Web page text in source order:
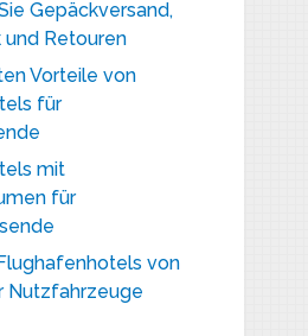
Gepäckversand,
Retouren
Vorteile von
für
mit
für
von
Nutzfahrzeuge